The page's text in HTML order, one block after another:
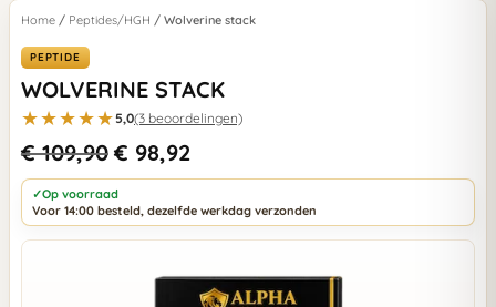
Home / Peptides/HGH / Wolverine stack
PEPTIDE
WOLVERINE STACK
★★★★★5,0(3 beoordelingen)
€109,90 € 98,92
✓Op voorraad
Voor 14:00 besteld, dezelfde werkdag verzonden